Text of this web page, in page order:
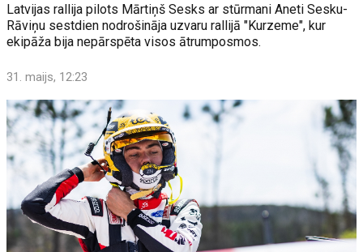
Latvijas rallija pilots Mārtiņš Sesks ar stūrmani Aneti Sesku-
Rāviņu sestdien nodrošināja uzvaru rallijā "Kurzeme", kur
ekipāža bija nepārspēta visos ātrumposmos.
31. maijs, 12:23